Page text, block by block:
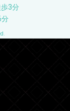
3分
分